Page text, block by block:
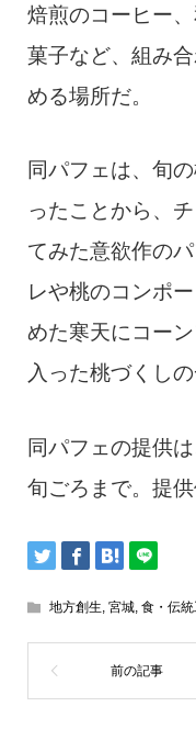
焙煎のコーヒー
菓子など、組み
める場所だ。
同パフェは、旬
ったことから、
てみた意欲作の
レや桃のコンポ
めた寒天にコー
入った桃づくしの
同パフェの提供
旬ごろまで。提
地方創生, 宮城, 食・伝